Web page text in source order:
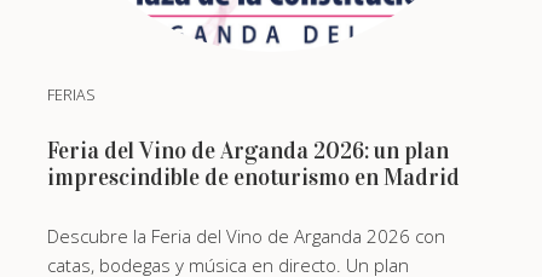
FERIAS
Feria del Vino de Arganda 2026: un plan
imprescindible de enoturismo en Madrid
Descubre la Feria del Vino de Arganda 2026 con
catas, bodegas y música en directo. Un plan